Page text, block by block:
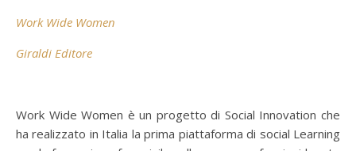
Work Wide Women
Giraldi Editore
Work Wide Women è un progetto di Social Innovation che
ha realizzato in Italia la prima piattaforma di social Learning